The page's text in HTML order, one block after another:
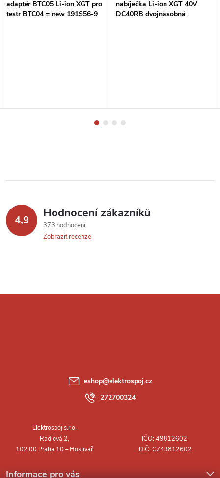
adaptér BTC05 Li-ion XGT pro
testr BTC04 = new 191S56-9
nabíječka Li-ion XGT 40V
DC40RB dvojnásobná
4,9 Hodnocení zákazníků
373 hodnocení
Zobrazit recenze
Informace pro vás
eshop@elektrospoj.cz
272700324